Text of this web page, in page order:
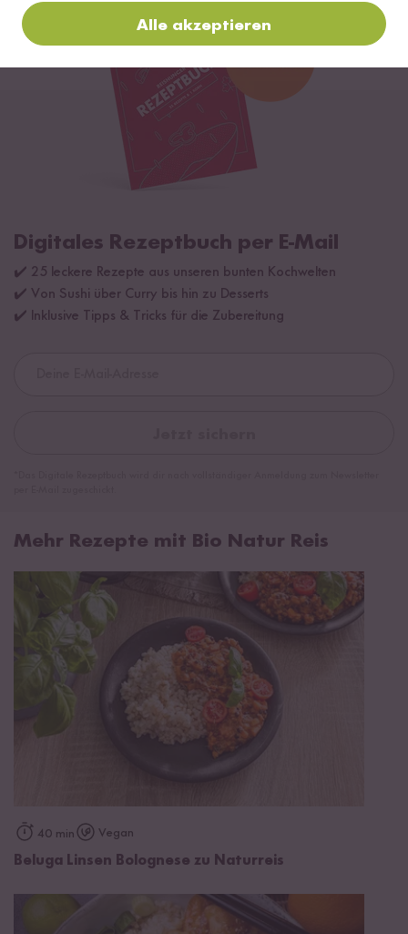
Digitales Rezeptbuch per E-Mail
✔️ 25 leckere Rezepte aus unseren bunten Kochwelten
✔️ Von Sushi über Curry bis hin zu Desserts
✔️ Inklusive Tipps & Tricks für die Zubereitung
Mehr Rezepte mit Bio Natur Reis
40 min Vegan
Beluga Linsen Bolognese zu Naturreis
Alle akzeptieren